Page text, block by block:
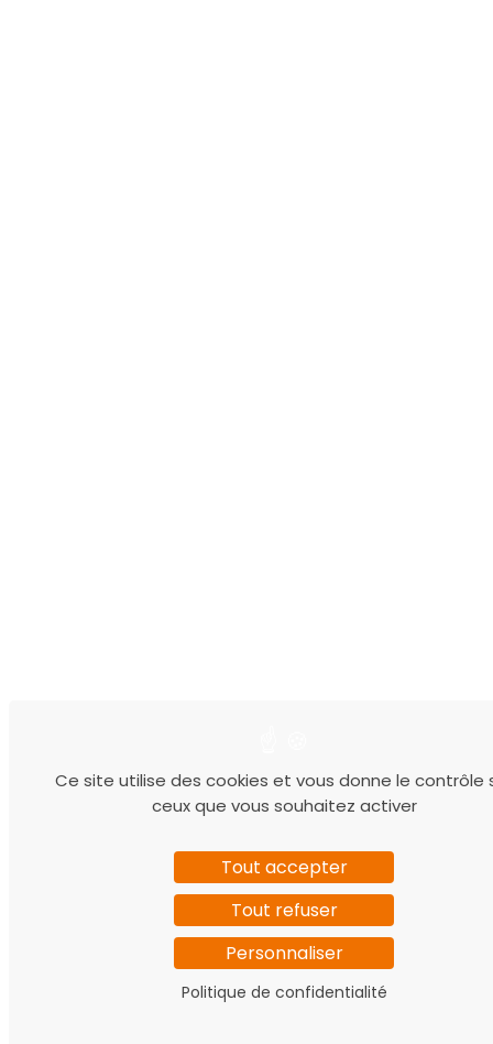
Ce site utilise des cookies et vous donne le contrôle
ceux que vous souhaitez activer
Tout accepter
Tout refuser
Personnaliser
Politique de confidentialité